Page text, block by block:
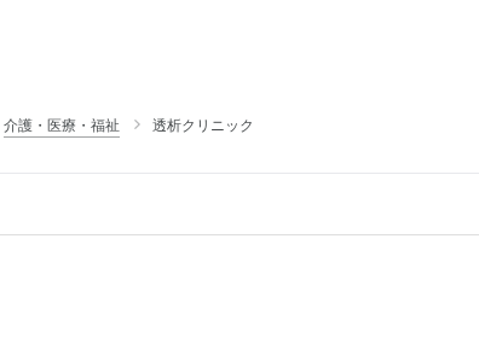
介護・医療・福祉 透析クリニック